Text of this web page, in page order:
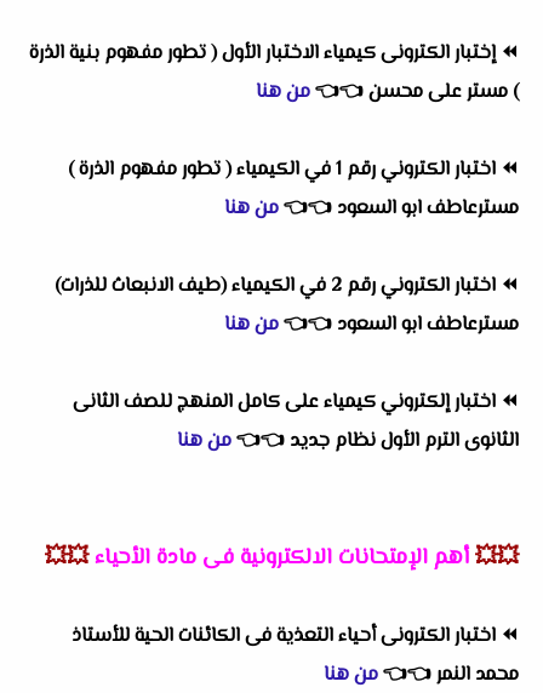
⏪إختبار الكترونى كيمياء الاختبار الأول ( تطور مفهوم بنية الذرة
) مستر على محسن👈
👈من هنا
⏪
اختبار الكتروني رقم 1 في الكيمياء ( تطور مفهوم الذرة )
مسترعاطف ابو السعود 👈
👈من هنا
⏪
اختبار الكتروني رقم 2 في الكيمياء (طيف الانبعاث للذرات)
مسترعاطف ابو السعود 👈
👈من هنا
⏪ اختبار إلكتروني كيمياء على كامل المنهج للصف الثانى
الثانوى الترم الأول نظام جديد 👈
👈من هنا
💥💥أهمالإمتحانات الالكترونية فى مادة الأحياء💥💥
⏪ اختبار الكترونى أحياء التعذية فى الكائنات الحية للأستاذ
محمد النمر👈
👈من هنا